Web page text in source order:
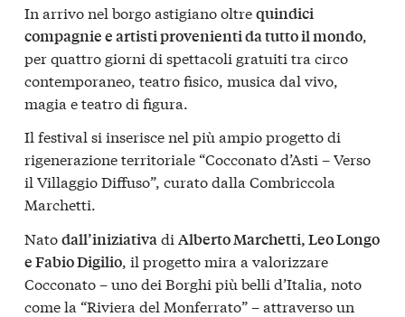
In arrivo nel borgo astigiano oltrequindici
compagnie e artisti provenienti da tutto il mondo,
per quattro giorni di spettacoli gratuiti tra circo
contemporaneo, teatro fisico, musica dal vivo,
magia e teatro di figura.
Il festival si inserisce nel più ampio progetto di
rigenerazione territoriale “Cocconato d’Asti – Verso
il Villaggio Diffuso”, curato dalla Combriccola
Marchetti.
Natodall’iniziativadi Alberto Marchetti, Leo Longo
e Fabio Digilio, il progetto mira a valorizzare
Cocconato – uno dei Borghi più belli d’Italia, noto
come la “Riviera del Monferrato” – attraverso un